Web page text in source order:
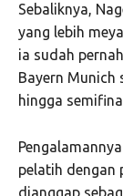
Sebaliknya,
yang lebih
ia sudah
Bayern Munich
hingga
pelatih dengan